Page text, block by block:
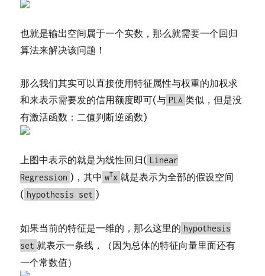
也就是输出空间属于一个实数，那么就需要一个回归
算法来解决该问题！
那么我们其实可以直接使用特征属性与权重的加权求
和来表示需要发的信用额度即可(与 PLA 类似，但是没
有激活函数：二值判断逆函数)
上图中表示的就是为线性回归( Linear
Regression )，其中 wTx 就是表示为全部的假设空间
( hypothesis set )
如果当前的特征是一维的，那么这里的 hypothesis
set 就表示一条线，（因为总体的特征向量里面还有
一个常数值）